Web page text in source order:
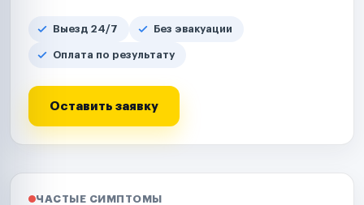
Выезд 24/7 Без эвакуации
Оплата по результату
Оставить заявку
ЧАСТЫЕ СИМПТОМЫ